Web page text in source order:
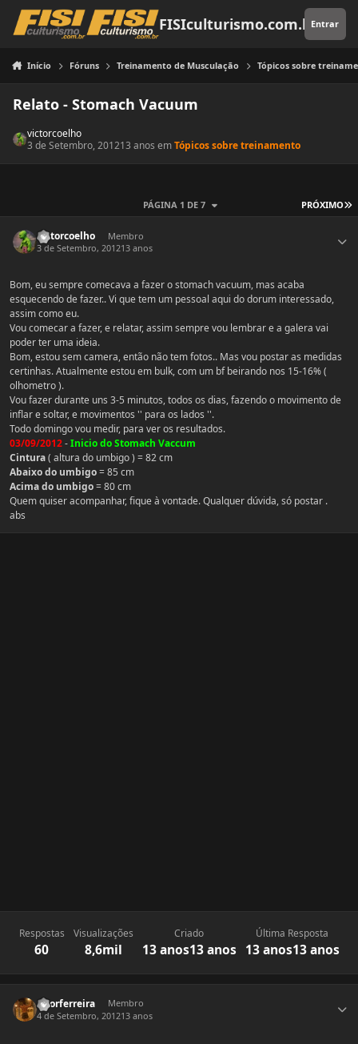
Pular para o conteúdo
FISIculturismo.com.brEntrar
Início Fóruns Treinamento de Musculação Tópicos sobre
Relato - Stomach Vacuum
victorcoelho
3 de Setembro, 201213 anos emTópicos sobre treinamento
PRÓXIMO
PÁGINA 1 DE 7
victorcoelho
Membro
3 de Setembro, 201213 anos
Bom, eu sempre comecava a fazer o stomach vacuum, mas acaba
esquecendo de fazer.. Vi que tem um pessoal aqui do dorum interessado,
assim como eu.
Vou comecar a fazer, e relatar, assim sempre vou lembrar e a galera vai
poder ter uma ideia.
Bom, estou sem camera, então não tem fotos.. Mas vou postar as medidas
certinhas. Atualmente estou em bulk, com um bf beirando nos 15-16% (
olhometro ).
Vou fazer durante uns 3-5 minutos, todos os dias, fazendo o movimento de
inflar e soltar, e movimentos '' para os lados ''.
Todo domingo vou medir, para ver os resultados.
03/09/2012-Inicio do Stomach Vaccum
Cintura( altura do umbigo ) = 82 cm
Abaixo do umbigo= 85 cm
Acima do umbigo= 80 cm
Quem quiser acompanhar, fique à vontade. Qualquer dúvida, só postar .
abs
Respostas
60
Visualizações
8,6mil
Criado
13 anos13 anos
Última Resposta
13 anos13 anos
vitorferreira
Membro
4 de Setembro, 201213 anos